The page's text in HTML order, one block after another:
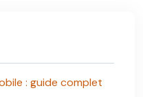
: guide complet